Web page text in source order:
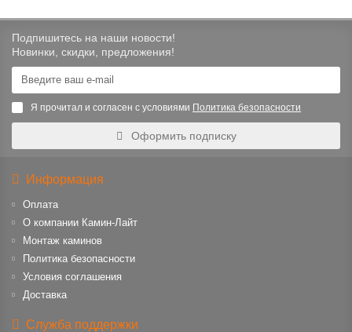
Подпишитесь на наши новости!
Новинки, скидки, предложения!
Я прочитал и согласен с условиями Политика безопасности
Оформить подписку
Информация
Оплата
О компании Камин-Лайт
Монтаж каминов
Политика безопасности
Условия соглашения
Доставка
Служба поддержки